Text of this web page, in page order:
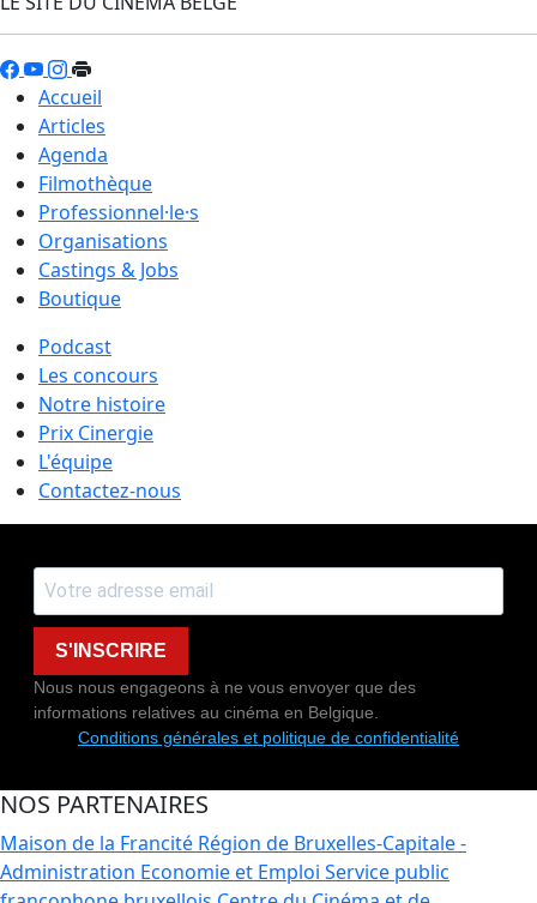
Accueil
Articles
Agenda
Filmothèque
Professionnel·le·s
Organisations
Castings & Jobs
Boutique
Podcast
Les concours
Notre histoire
Prix Cinergie
L'équipe
Contactez-nous
S'INSCRIRE
Nous nous engageons à ne vous envoyer que des
informations relatives au cinéma en Belgique.
Conditions générales et politique de confidentialité
NOS PARTENAIRES
Maison de la Francité Région de Bruxelles-Capitale -
Administration Economie et Emploi Service public